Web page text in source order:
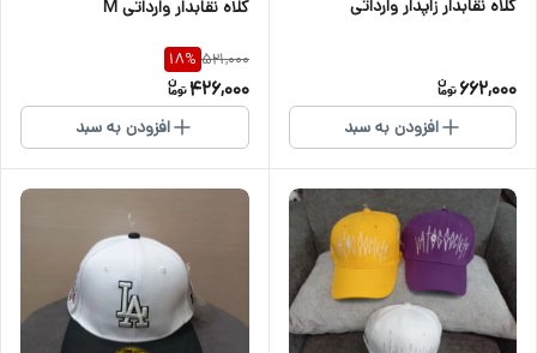
کلاه نقابدار زاپدار وارداتی
662,000
افزودن به سبد
کلاه نقابدار وارداتی M
521,000
18%
426,000
افزودن به سبد